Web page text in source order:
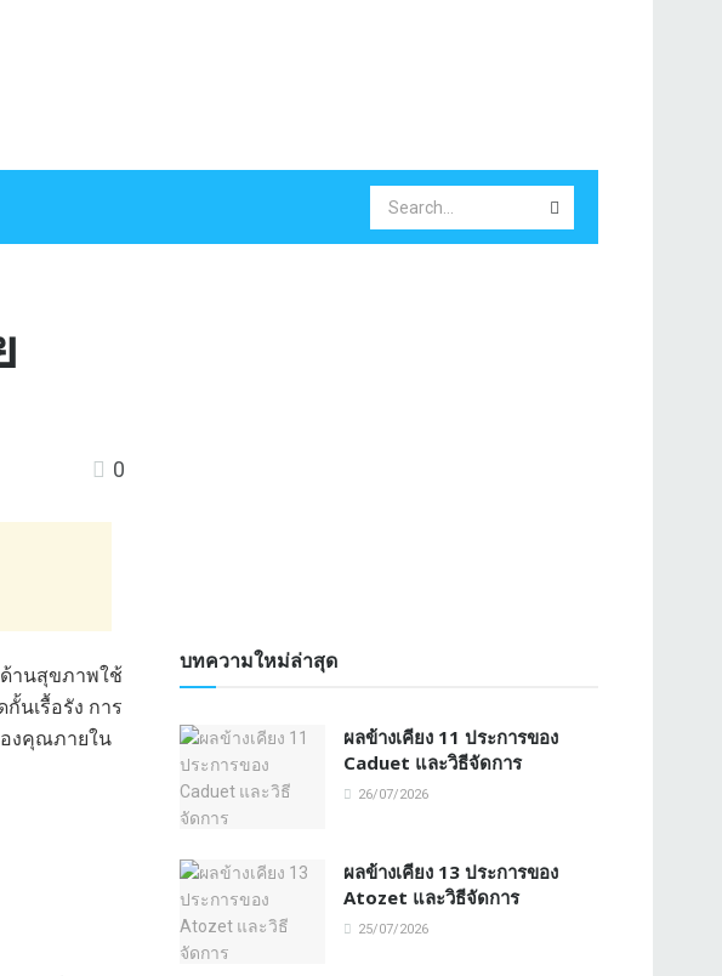
0
านสุขภาพใช้
นเรื้อรัง การ
องคุณภายใน
บทความใหม่ล่าสุด
ผลข้างเคียง 11 ประการของ
Caduet และวิธีจัดการ
26/07/2026
ผลข้างเคียง 13 ประการของ
Atozet และวิธีจัดการ
25/07/2026